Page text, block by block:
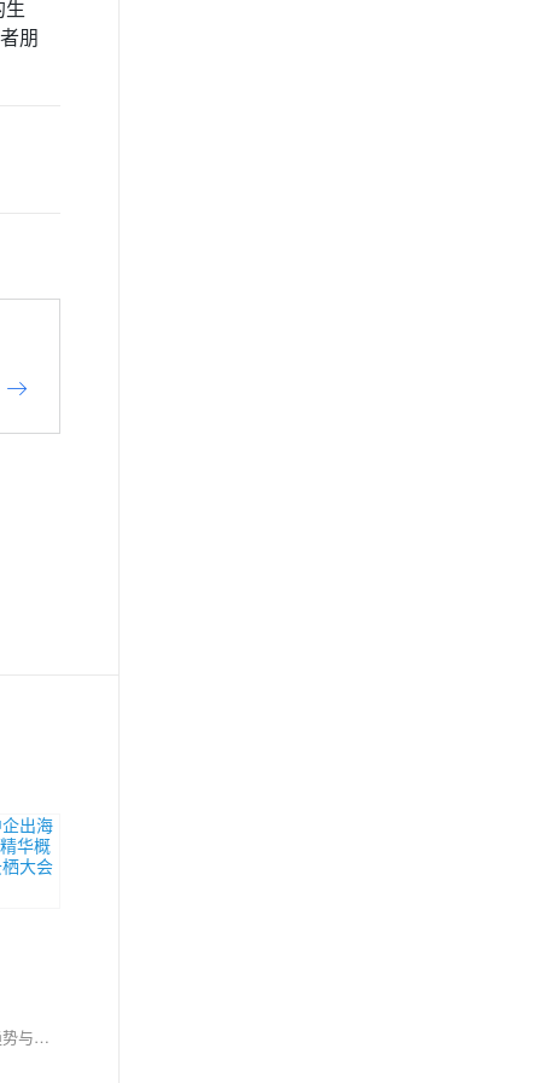
生
朋
云栖大会始于2009年，2015年正式更名，至今已成功举办15届，见证了中国云计算发展的关键时刻。大会汇聚全产业链，展示云计算及相关领域的趋势与创新。2024年9月19日，阿里云百炼专场将在云栖小镇D场馆2-2厅举行，探讨多端融合与开放架构，加速AI创新应用落地，共建繁荣生态。欢迎扫码注册参会，共筑智能化未来。